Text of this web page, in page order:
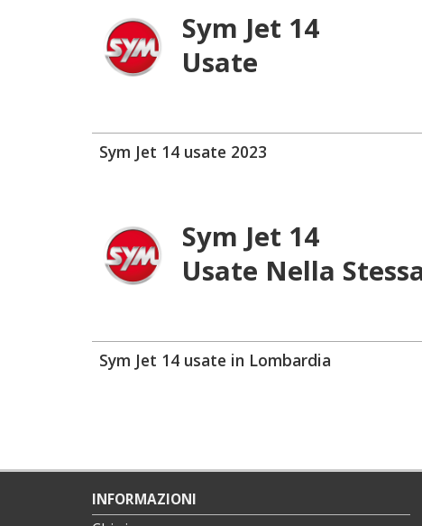
Sym Jet 14
Usate
Sym Jet 14 usate 2023
Sym Jet 14
Usate Nella
Sym Jet 14 usate in Lombardia
INFORMAZIONI